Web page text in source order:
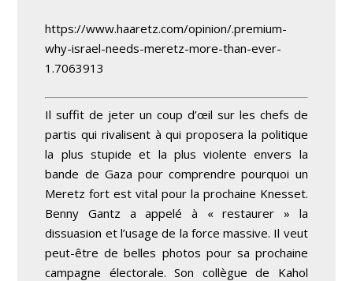
https://www.haaretz.com/opinion/.premium-
why-israel-needs-meretz-more-than-ever-
1.7063913
Il suffit de jeter un coup d’œil sur les chefs de
partis qui rivalisent à qui proposera la politique
la plus stupide et la plus violente envers la
bande de Gaza pour comprendre pourquoi un
Meretz fort est vital pour la prochaine Knesset.
Benny Gantz a appelé à « restaurer » la
dissuasion et l’usage de la force massive. Il veut
peut-être de belles photos pour sa prochaine
campagne électorale. Son collègue de Kahol